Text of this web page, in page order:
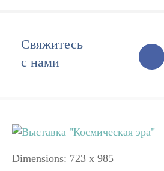
Свяжитесь
с нами
Dimensions: 723 x 985